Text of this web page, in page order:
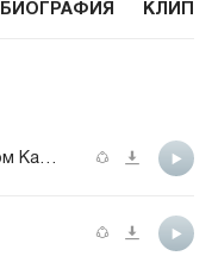
БИОГРАФИЯ КЛИПЫ
Мой Папа Был Доцентом Кафедры Ботаники